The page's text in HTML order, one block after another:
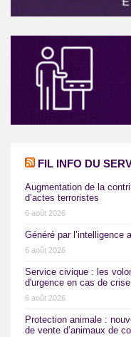
FIL INFO DU
Augmentation de la
d’actes terroristes
6 août 2026
Généré par l’intelligence
6 août 2026
Service civique : les
d'urgence en cas de
6 août 2026
Protection animale :
de vente d’animaux de